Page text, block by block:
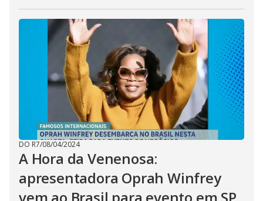
DO R7/08/04/2024
A Hora da Venenosa:
apresentadora Oprah Winfrey